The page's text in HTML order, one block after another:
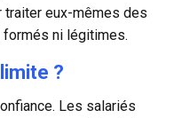
traiter eux-mêmes des
ni légitimes.
?
Les salariés